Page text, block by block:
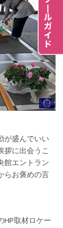
が盛んでいい
拶に出会うこ
館エントラン
らお褒めの言
HP取材ロケー